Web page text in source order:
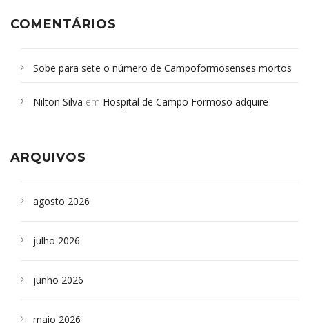
COMENTÁRIOS
Sobe para sete o número de Campoformosenses mortos
Campoformosenses que morreram em desabamentos são
Nilton Silva em Hospital de Campo Formoso adquire
ARQUIVOS
agosto 2026
julho 2026
junho 2026
maio 2026